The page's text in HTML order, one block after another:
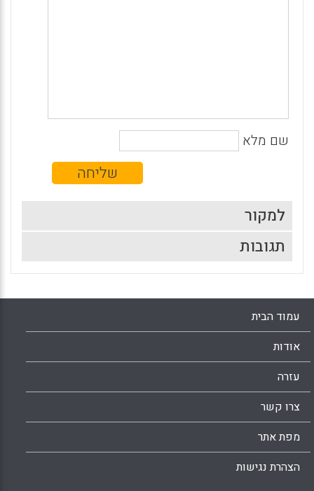
שם מלא
למקור
תגובות
עמוד הבית
אודות
עזרה
צרו קשר
מפת אתר
הצהרת נגישות